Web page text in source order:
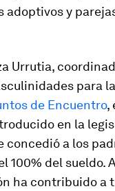
adoptivos y
Urrutia,
para
de Encuentro,
en la
concedió a los
100% del sueldo.
ha contribuido a